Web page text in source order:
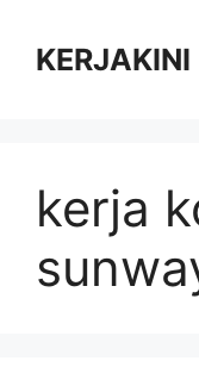
contentKERJAKINI
kerja